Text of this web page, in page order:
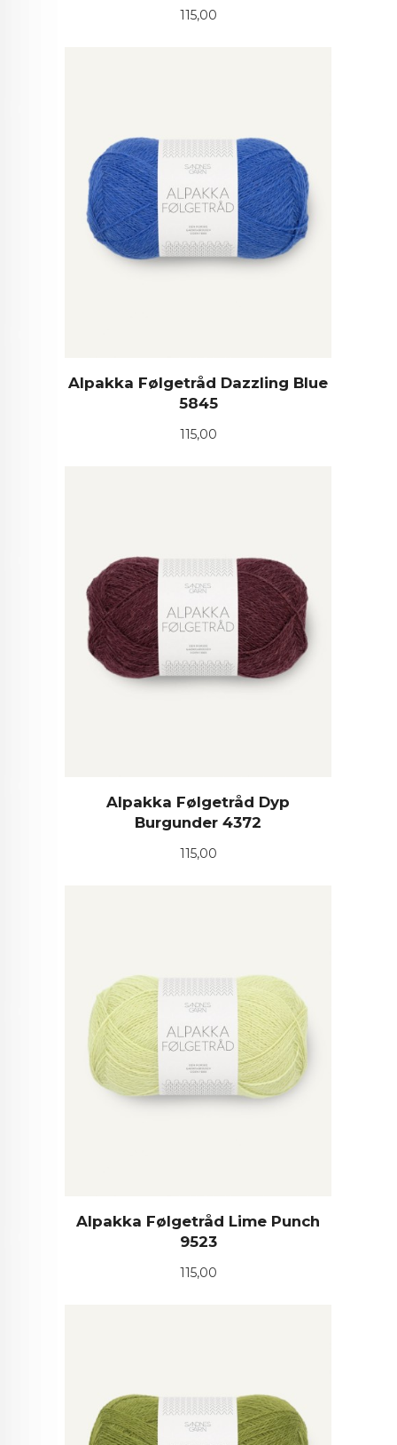
Pris
115,00
Alpakka Følgetråd Dazzling Blue
5845
Pris
115,00
Alpakka Følgetråd Dyp
Burgunder 4372
Pris
115,00
Alpakka Følgetråd Lime Punch
9523
Pris
115,00